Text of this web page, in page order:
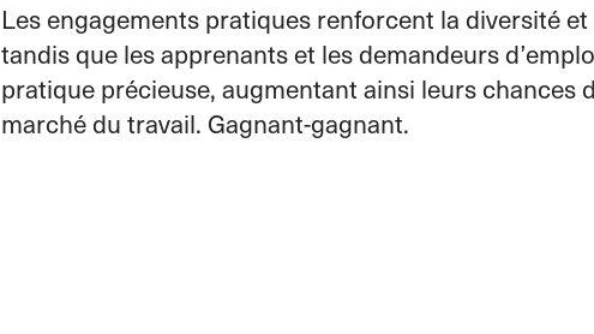
Les engagements pratiques renforcent la diversité
tandis que les apprenants et les demandeurs
pratique précieuse, augmentant ainsi leurs chances
marché du travail. Gagnant-gagnant.